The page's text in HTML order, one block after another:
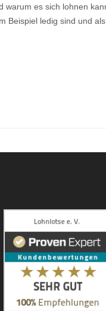
warum es sich lohnen
Beispiel ledig sind und als